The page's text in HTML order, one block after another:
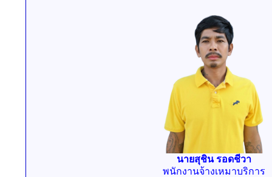
นายสุชิน รอดชีวา
พนักงานจ้างเหมาบริการ